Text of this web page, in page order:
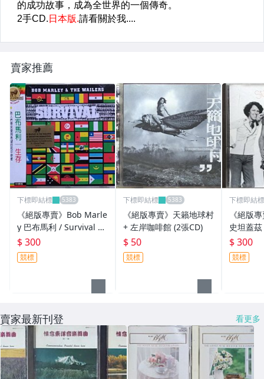
賣家推薦
下標即結標
《絕版專賣》Bob Marle
y 巴布馬利 / Survival 生
存 (歐版.側標完整)
$ 300
競標
下標即結標
《絕版專賣》天籟地球村
+ 左岸咖啡館 (2張CD)
$ 50
競標
下標即結標
《絕版
史坦蓋
Two
I)
$ 300
競標
賣家最新刊登 看更多